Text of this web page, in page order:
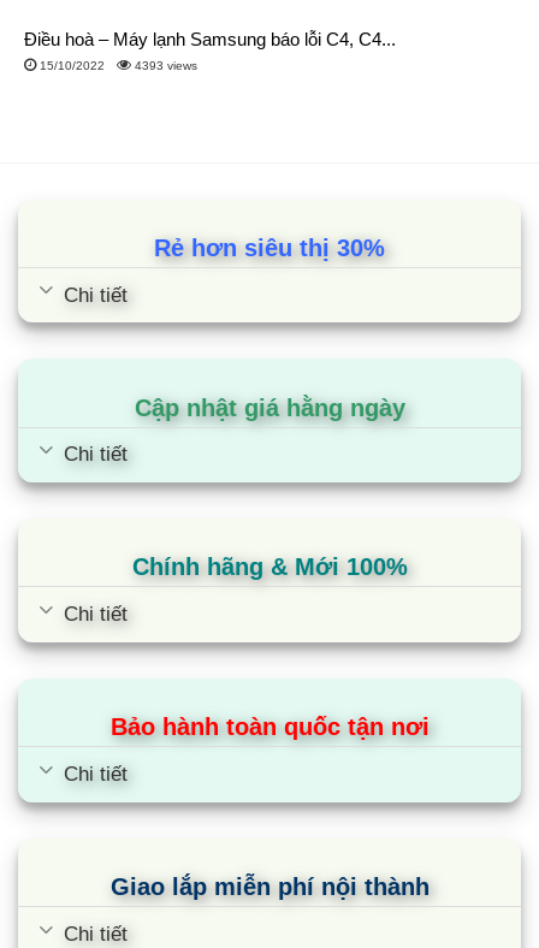
Điều hoà – Máy lạnh Samsung báo lỗi C4, C4...
15/10/2022 4393 views
Rẻ hơn siêu thị 30%
Chi tiết
Cập nhật giá hằng ngày
Chi tiết
Chính hãng & Mới 100%
Chi tiết
Bảo hành toàn quốc tận nơi
Chi tiết
Giao lắp miễn phí nội thành
Chi tiết